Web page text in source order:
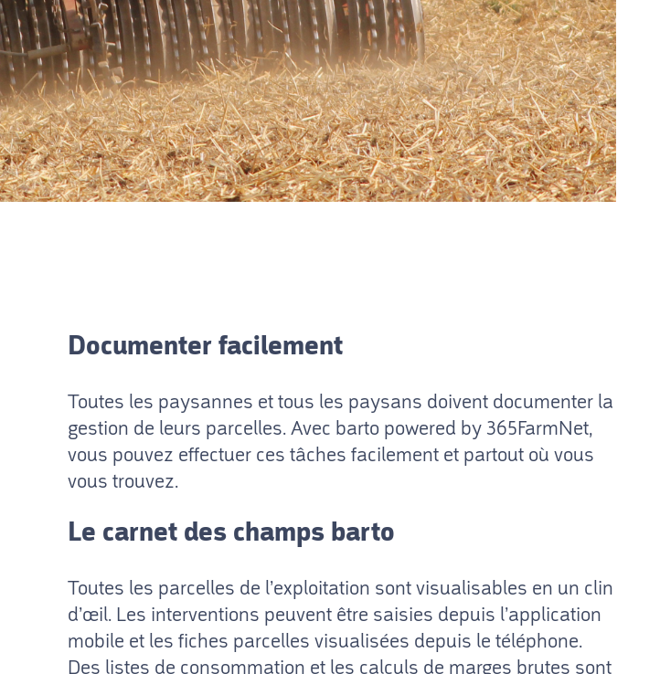
Documenter facilement
Toutes les paysannes et tous les paysans doivent documenter la
gestion de leurs parcelles. Avec barto powered by 365FarmNet,
vous pouvez effectuer ces tâches facilement et partout où vous
vous trouvez.
Le carnet des champs barto
Toutes les parcelles de l’exploitation sont visualisables en un clin
d’œil. Les interventions peuvent être saisies depuis l’application
mobile et les fiches parcelles visualisées depuis le téléphone.
Des listes de consommation et les calculs de marges brutes sont